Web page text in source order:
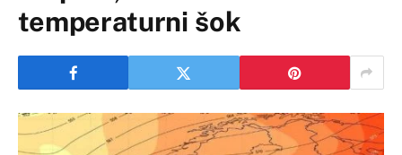
temperaturni šok